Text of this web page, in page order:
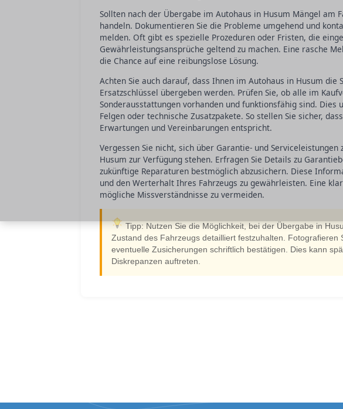
Sollten nach der Übergabe im Autohaus in Husum Mängel am
handeln. Dokumentieren Sie die Probleme umgehend und
melden. Oft gibt es spezielle Prozeduren oder Fristen, die
Gewährleistungsansprüche geltend zu machen. Eine rasche
die Chance auf eine reibungslose Lösung.
Achten Sie auch darauf, dass Ihnen im Autohaus in Husum die
Ersatzschlüssel übergeben werden. Prüfen Sie, ob alle im
Sonderausstattungen vorhanden und funktionsfähig sind. Dies
Felgen oder technische Zusatzpakete. So stellen Sie sicher,
Erwartungen und Vereinbarungen entspricht.
Vergessen Sie nicht, sich über Garantie- und
Husum zur Verfügung stehen. Erfragen Sie Details zu
zukünftige Reparaturen bestmöglich abzusichern. Diese
und den Werterhalt Ihres Fahrzeugs zu gewährleisten. Eine
mögliche Missverständnisse zu vermeiden.
Tipp: Nutzen Sie die Möglichkeit, bei der Übergabe in
Zustand des Fahrzeugs detailliert festzuhalten. Fotografieren
eventuelle Zusicherungen schriftlich bestätigen. Dies kann
Diskrepanzen auftreten.